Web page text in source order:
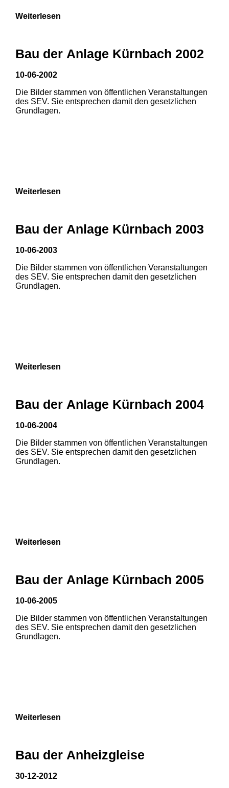
3
1 2
Weiterlesen
Bau der Anlage Kürnbach 2002
10-06-2002
Die Bilder stammen von öffentlichen Veranstaltungen
des SEV. Sie entsprechen damit den gesetzlichen
Grundlagen.
Weiterlesen
Bau der Anlage Kürnbach 2003
10-06-2003
Die Bilder stammen von öffentlichen Veranstaltungen
des SEV. Sie entsprechen damit den gesetzlichen
Grundlagen.
Weiterlesen
Bau der Anlage Kürnbach 2004
10-06-2004
Die Bilder stammen von öffentlichen Veranstaltungen
des SEV. Sie entsprechen damit den gesetzlichen
Grundlagen.
Weiterlesen
Bau der Anlage Kürnbach 2005
10-06-2005
Die Bilder stammen von öffentlichen Veranstaltungen
des SEV. Sie entsprechen damit den gesetzlichen
Grundlagen.
Weiterlesen
Bau der Anheizgleise
30-12-2012